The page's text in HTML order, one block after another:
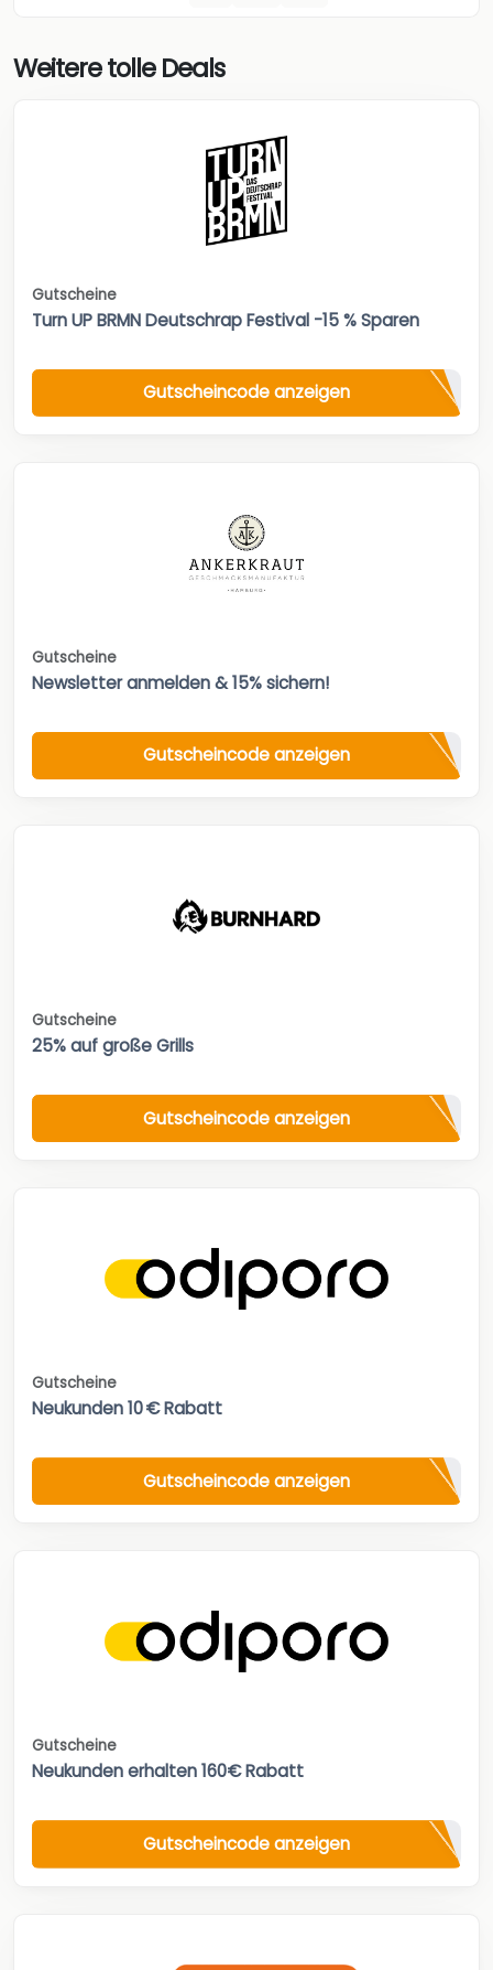
Weitere tolle Deals
Gutscheine
Turn UP BRMN Deutschrap Festival -15 % Sparen
Gutscheincode anzeigen
Gutscheine
Newsletter anmelden & 15% sichern!
Gutscheincode anzeigen
Gutscheine
25% auf große Grills
Gutscheincode anzeigen
Gutscheine
Neukunden 10 € Rabatt
Gutscheincode anzeigen
Gutscheine
Neukunden erhalten 160€ Rabatt
Gutscheincode anzeigen